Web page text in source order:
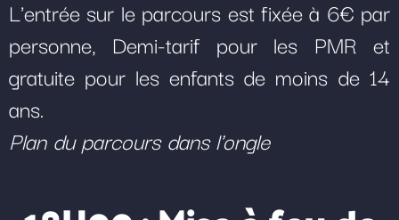
L'entrée sur le parcours est fixée à 6€ par
personne, Demi-tarif pour les PMR et
gratuite pour les enfants de moins de 14
ans.
Plan du parcours dans l'ongle